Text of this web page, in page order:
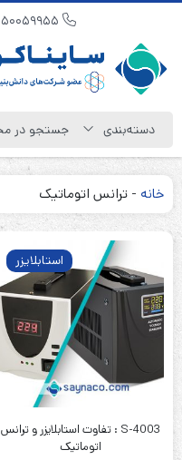
خانه - ترانس اتوماتیک
استابلایزر
S-4003 : تفاوت استابلایزر و ترانس
اتوماتیک